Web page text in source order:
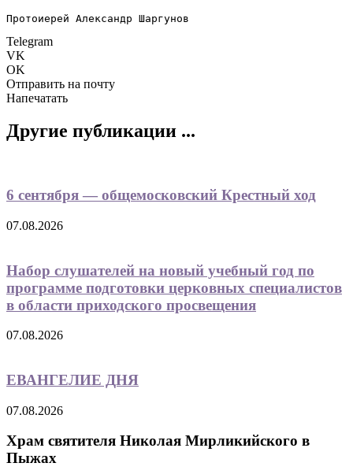
Протоиерей Александр Шаргунов
Telegram
VK
OK
Отправить на почту
Напечатать
Другие публикации ...
6 сентября — общемосковский Крестный ход
07.08.2026
Набор слушателей на новый учебный год по
программе подготовки церковных специалистов
в области приходского просвещения
07.08.2026
ЕВАНГЕЛИЕ ДНЯ
07.08.2026
Храм святителя Николая Мирликийского в
Пыжах